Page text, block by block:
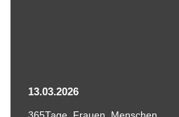
13.03.2026